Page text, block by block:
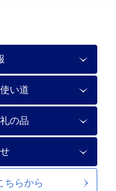
い道
の品
ちらから